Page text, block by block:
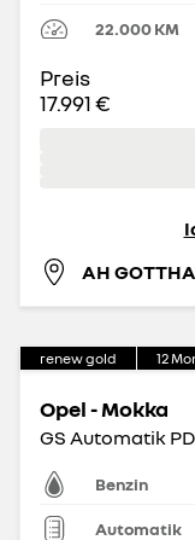
22.000KM
Preis
17.991 €
AH
renew gold 12
Opel - Mokka
GS Automatik
Benzin
Automatik